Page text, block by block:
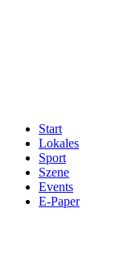
Start
Lokales
Sport
Szene
Events
E-Paper